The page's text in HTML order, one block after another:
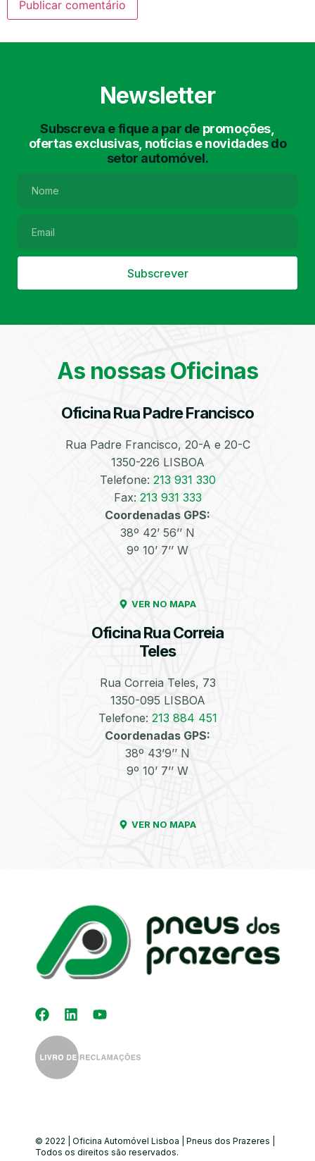
Newsletter
Subscreva e fique a par de promoções,
ofertas exclusivas, notícias e novidadesdo
setor automóvel.
Subscrever
As nossas Oficinas
Oficina Rua Padre Francisco
Rua Padre Francisco, 20-A e 20-C
1350-226 LISBOA
Telefone: 213 931 330
Fax: 213 931 333
Coordenadas GPS:
38º 42’ 56’’ N
9º 10’ 7’’ W
VER NO MAPA
Oficina Rua Correia
Teles
Rua Correia Teles, 73
1350-095 LISBOA
Telefone: 213 884 451
Coordenadas GPS:
38º 43’9’’ N
9º 10’ 7’’ W
VER NO MAPA
© 2022 | Oficina Automóvel Lisboa | Pneus dos Prazeres |
Todos os direitos são reservados.
Lavagem Manual
Lavagem de Chassis Matrículas
Filtro de Partículas Óleos
Bate-Chapas
Higienização e
Automóvel
Equilibragem das
Rodas
Desempeno de
Jantes
Kit Distribuição
Diagnóstico